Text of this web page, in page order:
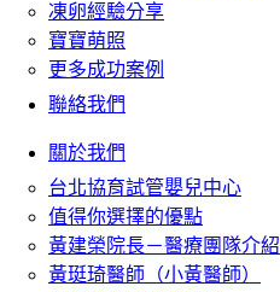
凍卵經驗分享
寶寶萌照
更多成功案例
聯絡我們
關於我們
台北協育試管嬰兒中心
值得你選擇的優點
黃建榮院長－醫療團隊介紹
黃珽琦醫師（小黃醫師）